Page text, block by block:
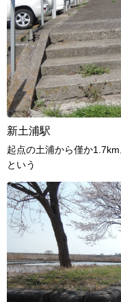
新土浦駅
起点の土浦から僅か
という